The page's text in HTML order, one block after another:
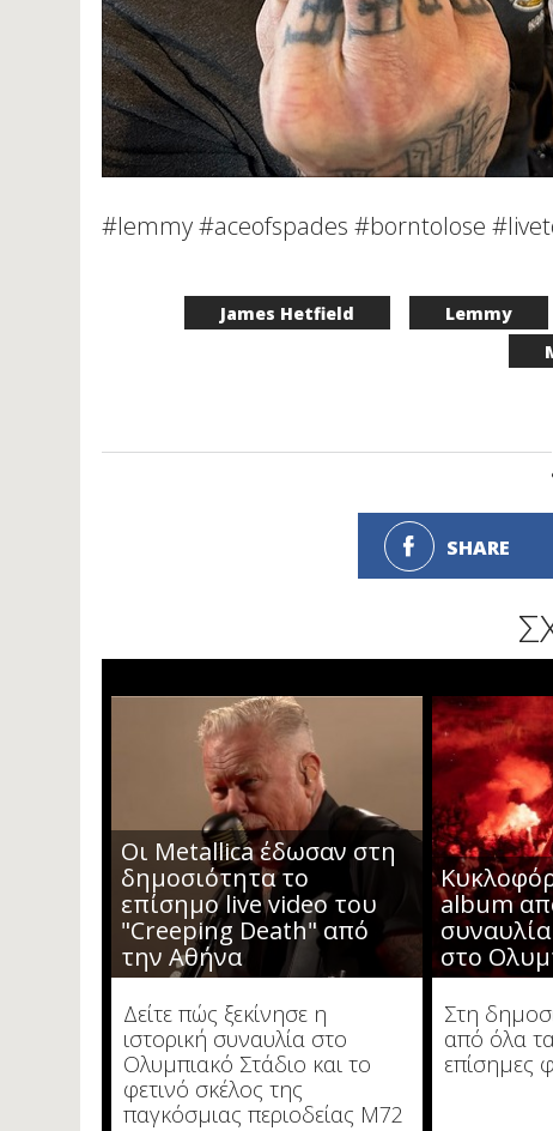
#lemmy #aceofspades #borntolose
James Hetfield Lemmy
SHARE
Οι Metallica έδωσαν στη
δημοσιότητα το
επίσημο live video του
"Creeping Death" από
την Αθήνα
Δείτε πώς ξεκίνησε η
ιστορική συναυλία στο
Ολυμπιακό Στάδιο και το
φετινό σκέλος της
παγκόσμιας περιοδείας M72
album
στο
Στη
από όλα
επίσημες